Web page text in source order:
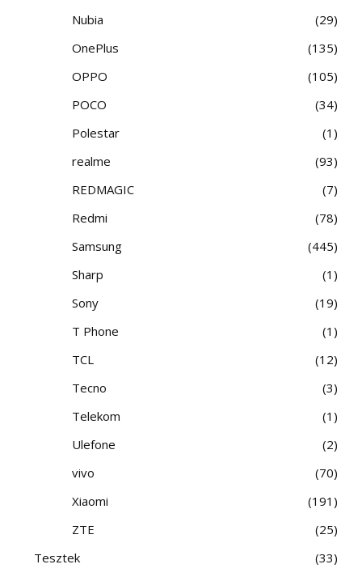
Nubia
29
OnePlus
135
OPPO
105
POCO
34
Polestar
1
realme
93
REDMAGIC
7
Redmi
78
Samsung
445
Sharp
1
Sony
19
T Phone
1
TCL
12
Tecno
3
Telekom
1
Ulefone
2
vivo
70
Xiaomi
191
ZTE
25
Tesztek
33